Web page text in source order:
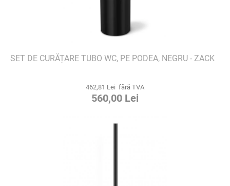
SET DE CURĂȚARE TUBO WC, PE PODEA, NEGRU - ZACK
462,81 Lei fără TVA
560,00 Lei